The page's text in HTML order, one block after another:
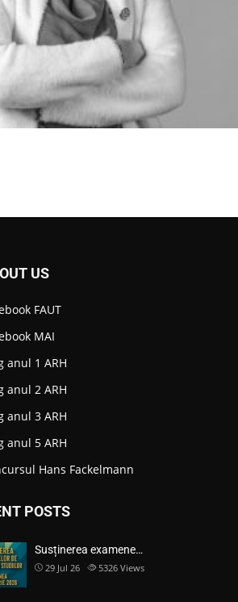
US
FAUT
MAI
anul 1 ARH
anul 2 ARH
anul 3 ARH
anul 5 ARH
Hans Fackelmann
POSTS
Susținerea examene…
29 Jul 26 5326 Views